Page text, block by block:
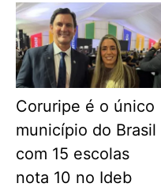
Coruripe é o único
município do Brasil
com 15 escolas
nota 10 no Ideb